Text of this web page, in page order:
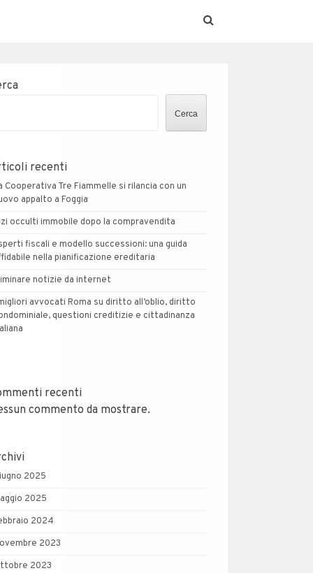
Cerca
recenti
Cooperativa Tre Fiammelle si rilancia con un
appalto a Foggia
occulti immobile dopo la compravendita
fiscali e modello successioni: una guida
nella pianificazione ereditaria
notizie da internet
avvocati Roma su diritto all’oblio, diritto
questioni creditizie e cittadinanza
recenti
commento da mostrare.
2025
2025
2024
2023
2023